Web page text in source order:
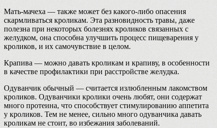
Мать-мачеха — также может без какого-либо опасения
скармливаться кроликам. Эта разновидность травы, даже
полезна при некоторых болезнях кроликов связанных с
желудком, она способна улучшить процесс пищеварения у
кроликов, и их самочувствие в целом.
Крапива — можно давать кроликам и крапиву, в особенности
в качестве профилактики при расстройстве желудка.
Одуванчик обычный — считается излюбленным лакомством
кроликов. Одуванчики кролики очень любят, они содержат
много протеина, что способствует стимулированию аппетита
у кроликов. Тем не менее, сильно много одуванчика давать
кроликам не стоит, во избежания заболеваний.